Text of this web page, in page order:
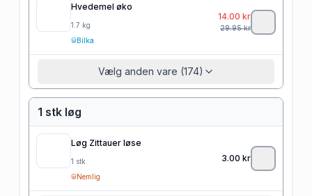
Hvedemel øko
1.7 kg
Bilka
14.00 kr
29.95kr
Vælg anden vare (174)
1 stk løg
Løg Zittauer løse
1 stk
Nemlig
3.00 kr